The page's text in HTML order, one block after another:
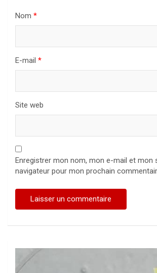
Nom *
E-mail *
Site web
Enregistrer mon nom, mon e-mail et mon
navigateur pour mon prochain